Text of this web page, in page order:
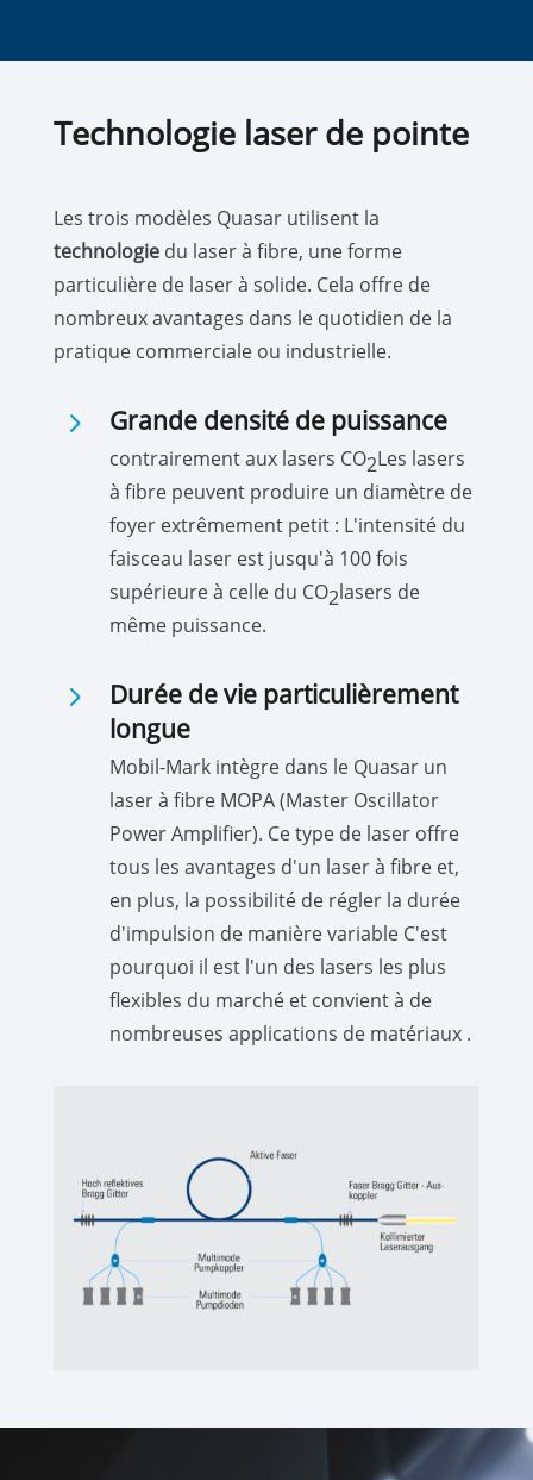
Technologie laser de pointe
Les trois modèles Quasar utilisent la
technologiedu laser à fibre, une forme
particulière de laser à solide. Cela offre de
nombreux avantages dans le quotidien de la
pratique commerciale ou industrielle.
5 Grande densité de puissance
contrairement aux lasers CO2Les lasers
à fibre peuvent produire un diamètre de
foyer extrêmement petit : L'intensité du
faisceau laser est jusqu'à 100 fois
supérieure à celle du CO2lasers de
même puissance.
5
Durée de vie particulièrement
longue
Mobil-Mark intègre dans le Quasar un
laser à fibre MOPA (Master Oscillator
Power Amplifier). Ce type de laser offre
tous les avantages d'un laser à fibre et,
en plus, la possibilité de régler la durée
d'impulsion de manière variable C'est
pourquoi il est l'un des lasers les plus
flexibles du marché et convient à de
nombreuses applications de matériaux .